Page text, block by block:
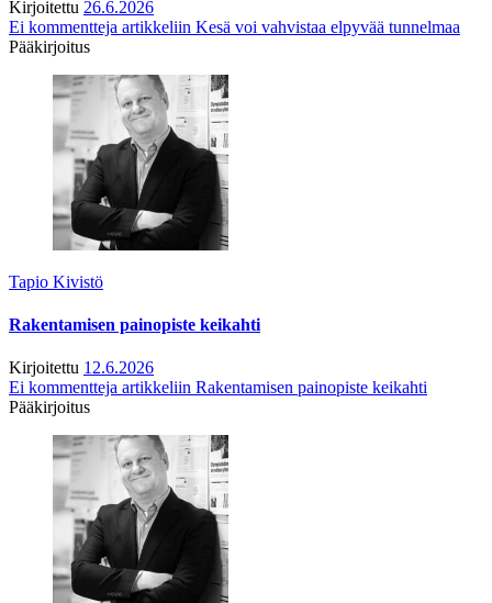
Kirjoitettu 26.6.2026
Ei kommentteja artikkeliin Kesä voi vahvistaa elpyvää tunnelmaa
Pääkirjoitus
Tapio Kivistö
Rakentamisen painopiste keikahti
Kirjoitettu 12.6.2026
Ei kommentteja artikkeliin Rakentamisen painopiste keikahti
Pääkirjoitus